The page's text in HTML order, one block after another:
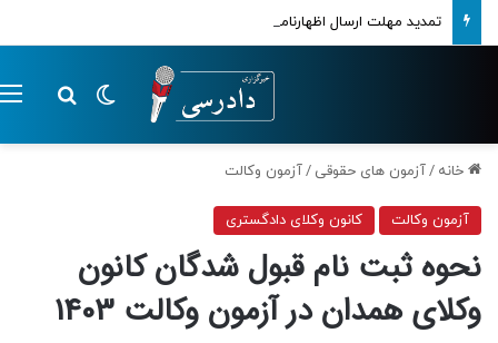
تمدید مهلت ارسال اظهارنامه‌های مالیاتی تا پایان تابستان 1405
تغییر پوسته
خانه /آزمون های حقوقی /آزمون وکالت
آزمون وکالت کانون وکلای دادگستری
نحوه ثبت نام قبول شدگان کانون
وکلای همدان در آزمون وکالت 1403